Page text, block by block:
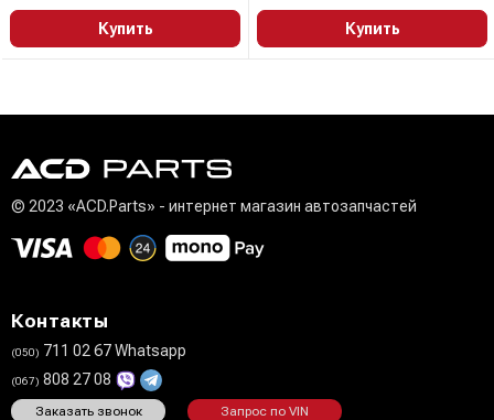
Купить Купить
© 2023 «ACD.Parts» - интернет магазин автозапчастей
Контакты
(050) 711 02 67 Whatsapp
(067) 808 27 08
Заказать звонок Запрос по VIN